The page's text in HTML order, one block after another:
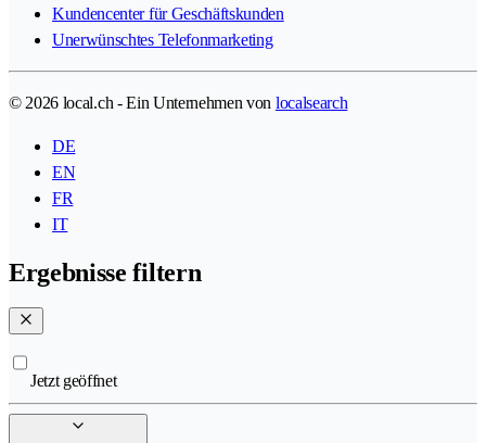
Kundencenter für Geschäftskunden
Unerwünschtes Telefonmarketing
© 2026 local.ch - Ein Unternehmen von localsearch
DE
EN
FR
IT
Ergebnisse filtern
Jetzt geöffnet